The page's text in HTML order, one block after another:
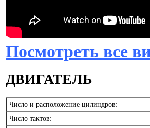
Посмотреть все
ДВИГАТЕЛЬ
Число и расположение цилиндров:
Число тактов: